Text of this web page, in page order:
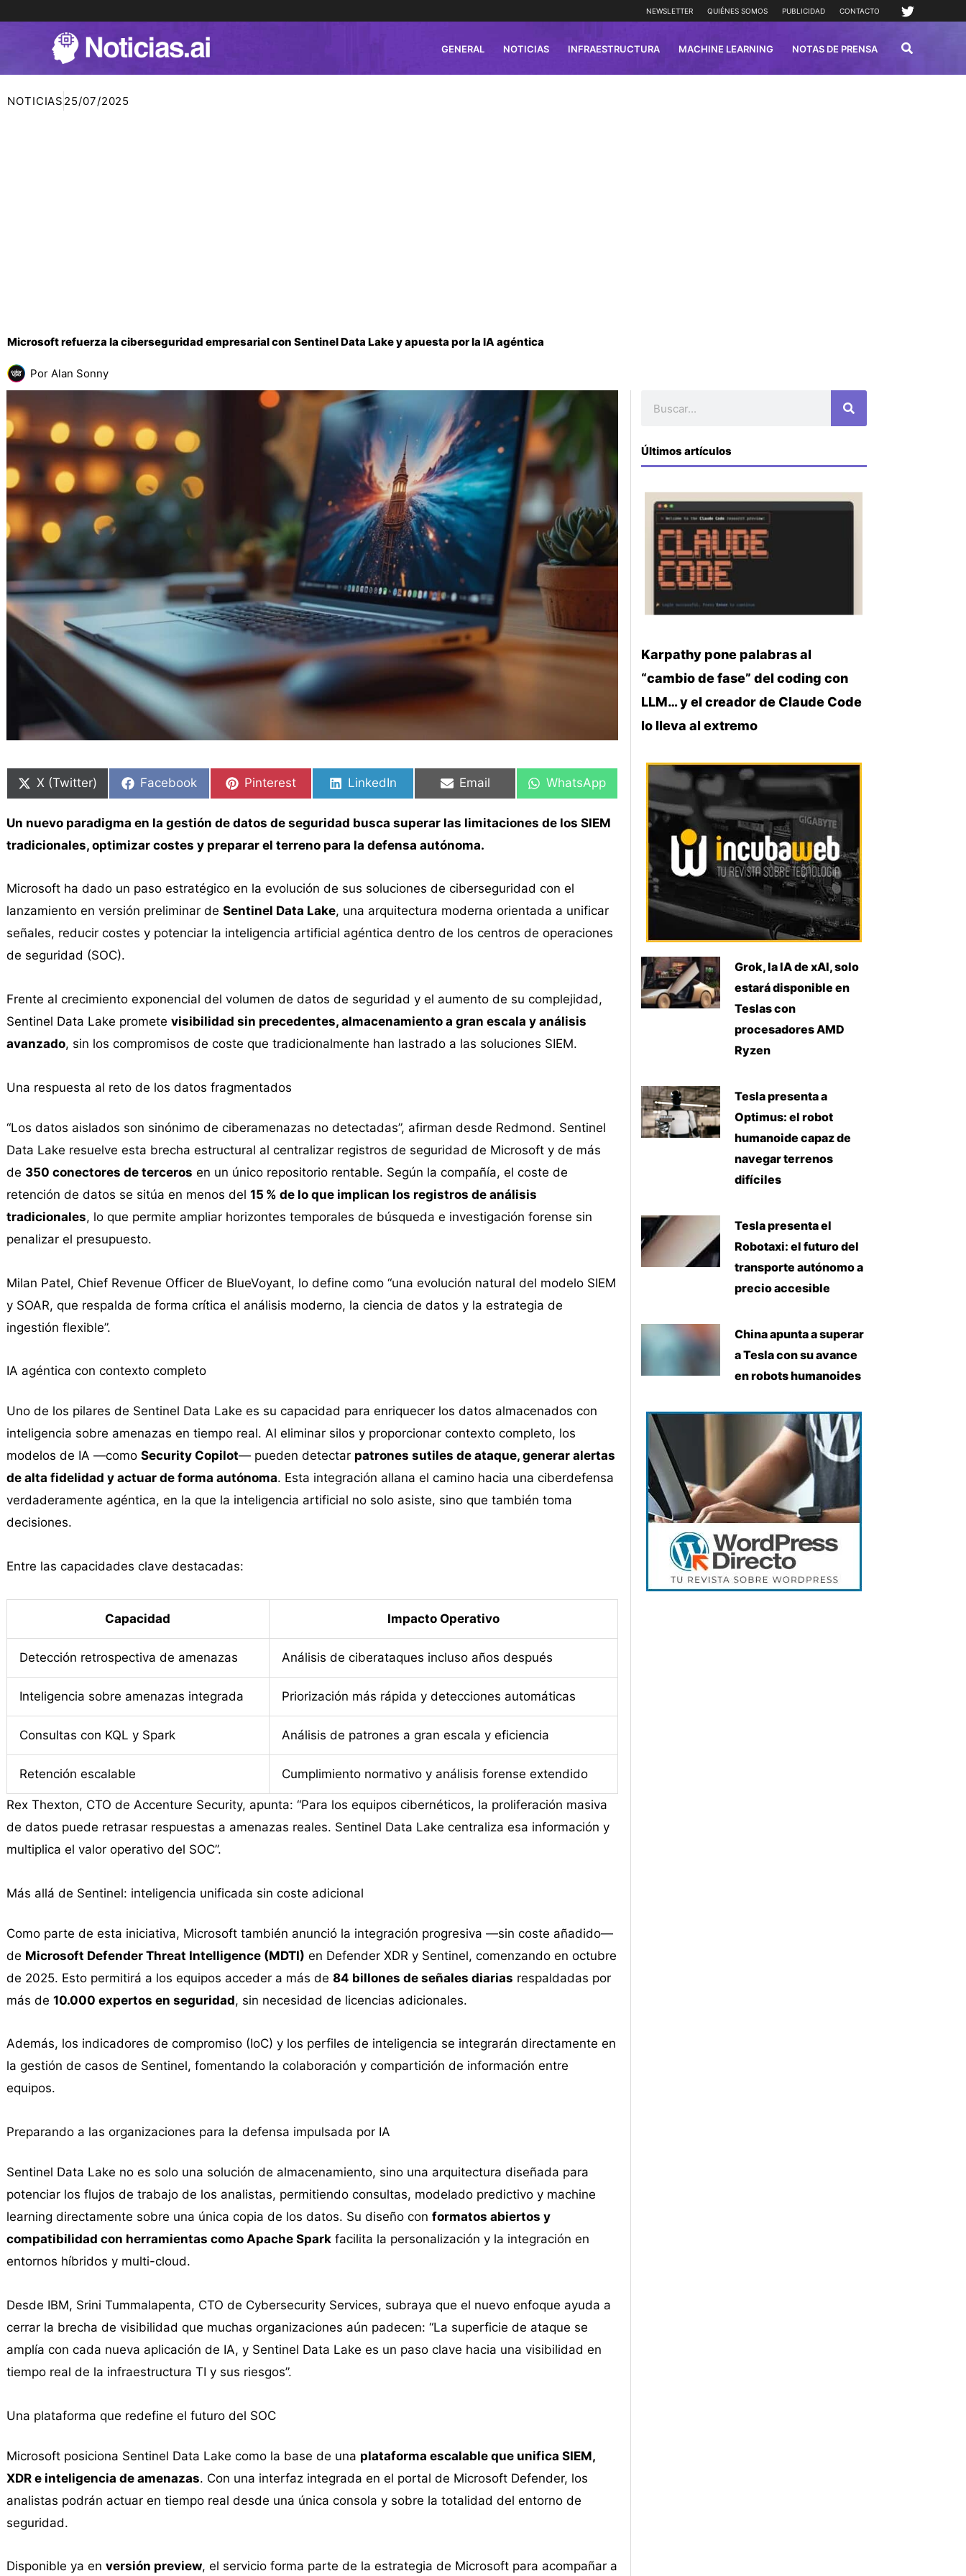
NEWSLETTER QUIÉNES SOMOS PUBLICIDAD CONTACTO
GENERAL NOTICIAS INFRAESTRUCTURA MACHINE LEARNING NOTAS DE PRENSA
NOTICIAS 25/07/2025
Microsoft refuerza la ciberseguridad empresarial con Sentinel Data Lake y apuesta por la IA agéntica
Por Alan Sonny
en
X (Twitter)
en
Facebook
en
Pinterest
en
LinkedIn
en
Email
en
WhatsApp
Un nuevo paradigma en la gestión de datos de seguridad busca superar las limitaciones de los SIEM
tradicionales, optimizar costes y preparar el terreno para la defensa autónoma.
Microsoft ha dado un paso estratégico en la evolución de sus soluciones de ciberseguridad con el
lanzamiento en versión preliminar de Sentinel Data Lake, una arquitectura moderna orientada a unificar
señales, reducir costes y potenciar la inteligencia artificial agéntica dentro de los centros de operaciones
de seguridad (SOC).
Frente al crecimiento exponencial del volumen de datos de seguridad y el aumento de su complejidad,
Sentinel Data Lake promete visibilidad sin precedentes, almacenamiento a gran escala y análisis
avanzado, sin los compromisos de coste que tradicionalmente han lastrado a las soluciones SIEM.
Una respuesta al reto de los datos fragmentados
“Los datos aislados son sinónimo de ciberamenazas no detectadas”, afirman desde Redmond. Sentinel
Data Lake resuelve esta brecha estructural al centralizar registros de seguridad de Microsoft y de más
de 350 conectores de terceros en un único repositorio rentable. Según la compañía, el coste de
retención de datos se sitúa en menos del 15 % de lo que implican los registros de análisis
tradicionales, lo que permite ampliar horizontes temporales de búsqueda e investigación forense sin
penalizar el presupuesto.
Milan Patel, Chief Revenue Officer de BlueVoyant, lo define como “una evolución natural del modelo SIEM
y SOAR, que respalda de forma crítica el análisis moderno, la ciencia de datos y la estrategia de
ingestión flexible”.
IA agéntica con contexto completo
Uno de los pilares de Sentinel Data Lake es su capacidad para enriquecer los datos almacenados con
inteligencia sobre amenazas en tiempo real. Al eliminar silos y proporcionar contexto completo, los
modelos de IA —como Security Copilot— pueden detectar patrones sutiles de ataque, generar alertas
de alta fidelidad y actuar de forma autónoma. Esta integración allana el camino hacia una ciberdefensa
verdaderamente agéntica, en la que la inteligencia artificial no solo asiste, sino que también toma
decisiones.
Entre las capacidades clave destacadas:
Capacidad Impacto Operativo
Detección retrospectiva de amenazas Análisis de ciberataques incluso años después
Inteligencia sobre amenazas integrada Priorización más rápida y detecciones automáticas
Consultas con KQL y Spark Análisis de patrones a gran escala y eficiencia
Retención escalable Cumplimiento normativo y análisis forense extendido
Rex Thexton, CTO de Accenture Security, apunta: “Para los equipos cibernéticos, la proliferación masiva
de datos puede retrasar respuestas a amenazas reales. Sentinel Data Lake centraliza esa información y
multiplica el valor operativo del SOC”.
Más allá de Sentinel: inteligencia unificada sin coste adicional
Como parte de esta iniciativa, Microsoft también anunció la integración progresiva —sin coste añadido—
de Microsoft Defender Threat Intelligence (MDTI) en Defender XDR y Sentinel, comenzando en octubre
de 2025. Esto permitirá a los equipos acceder a más de 84 billones de señales diarias respaldadas por
más de 10.000 expertos en seguridad, sin necesidad de licencias adicionales.
Además, los indicadores de compromiso (IoC) y los perfiles de inteligencia se integrarán directamente en
la gestión de casos de Sentinel, fomentando la colaboración y compartición de información entre
equipos.
Preparando a las organizaciones para la defensa impulsada por IA
Sentinel Data Lake no es solo una solución de almacenamiento, sino una arquitectura diseñada para
potenciar los flujos de trabajo de los analistas, permitiendo consultas, modelado predictivo y machine
learning directamente sobre una única copia de los datos. Su diseño con formatos abiertos y
compatibilidad con herramientas como Apache Sparkfacilita la personalización y la integración en
entornos híbridos y multi-cloud.
Desde IBM, Srini Tummalapenta, CTO de Cybersecurity Services, subraya que el nuevo enfoque ayuda a
cerrar la brecha de visibilidad que muchas organizaciones aún padecen: “La superficie de ataque se
amplía con cada nueva aplicación de IA, y Sentinel Data Lake es un paso clave hacia una visibilidad en
tiempo real de la infraestructura TI y sus riesgos”.
Una plataforma que redefine el futuro del SOC
Microsoft posiciona Sentinel Data Lake como la base de una plataforma escalable que unifica SIEM,
XDR e inteligencia de amenazas. Con una interfaz integrada en el portal de Microsoft Defender, los
analistas podrán actuar en tiempo real desde una única consola y sobre la totalidad del entorno de
seguridad.
Disponible ya en versión preview, el servicio forma parte de la estrategia de Microsoft para acompañar a
en
en
en
en
en
en
Últimos artículos
Karpathy pone palabras al
“cambio de fase” del coding con
LLM… y el creador de Claude Code
lo lleva al extremo
Grok, la IA de xAI, solo
estará disponible en
Teslas con
procesadores AMD
Ryzen
Tesla presenta a
Optimus: el robot
humanoide capaz de
navegar terrenos
difíciles
Tesla presenta el
Robotaxi: el futuro del
transporte autónomo a
precio accesible
China apunta a superar
a Tesla con su avance
en robots humanoides